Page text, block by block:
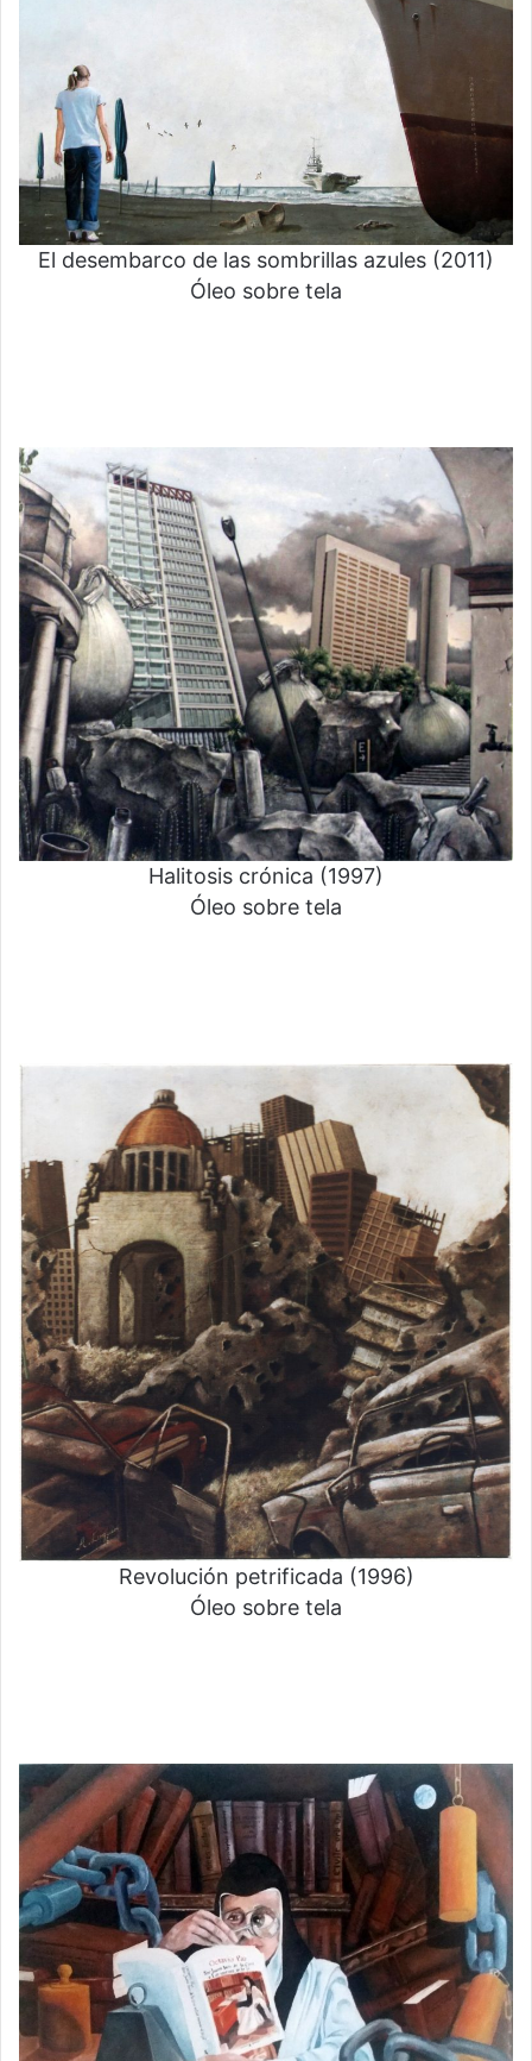
El desembarco de las sombrillas azules (2011)
Óleo sobre tela
Halitosis crónica (1997)
Óleo sobre tela
Revolución petrificada (1996)
Óleo sobre tela